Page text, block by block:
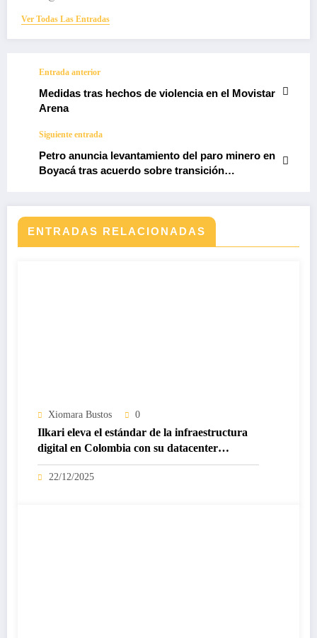
Ver Todas Las Entradas
Entrada anterior
Medidas tras hechos de violencia en el Movistar
Arena
Siguiente entrada
Petro anuncia levantamiento del paro minero en
Boyacá tras acuerdo sobre transición
ENTRADAS RELACIONADAS
Xiomara Bustos 0
Ilkari eleva el estándar de la infraestructura
digital en Colombia con su datacenter
certificado Nivel IV de ICREA
22/12/2025